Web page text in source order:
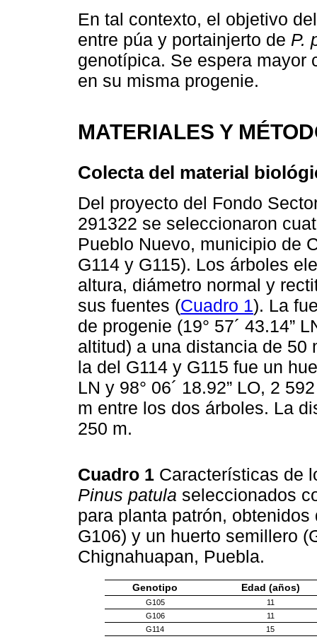
En tal contexto, el objetivo
entre púa y portainjerto de P.
genotípica. Se espera mayor
en su misma progenie.
MATERIALES Y
Colecta del material
Del proyecto del Fondo
291322 se seleccionaron
Pueblo Nuevo, municipio de
G114 y G115). Los árboles
altura, diámetro normal y
sus fuentes (Cuadro 1). La
de progenie (19° 57´ 43.14”
altitud) a una distancia de 50
la del G114 y G115 fue un
LN y 98° 06´ 18.92” LO, 2
m entre los dos árboles. La
250 m.
Cuadro 1 Características de
Pinus patula seleccionados
para planta patrón,
G106) y un huerto semillero
Chignahuapan, Puebla.
Genotipo Edad (años)
G105
11
G106
11
G114
15